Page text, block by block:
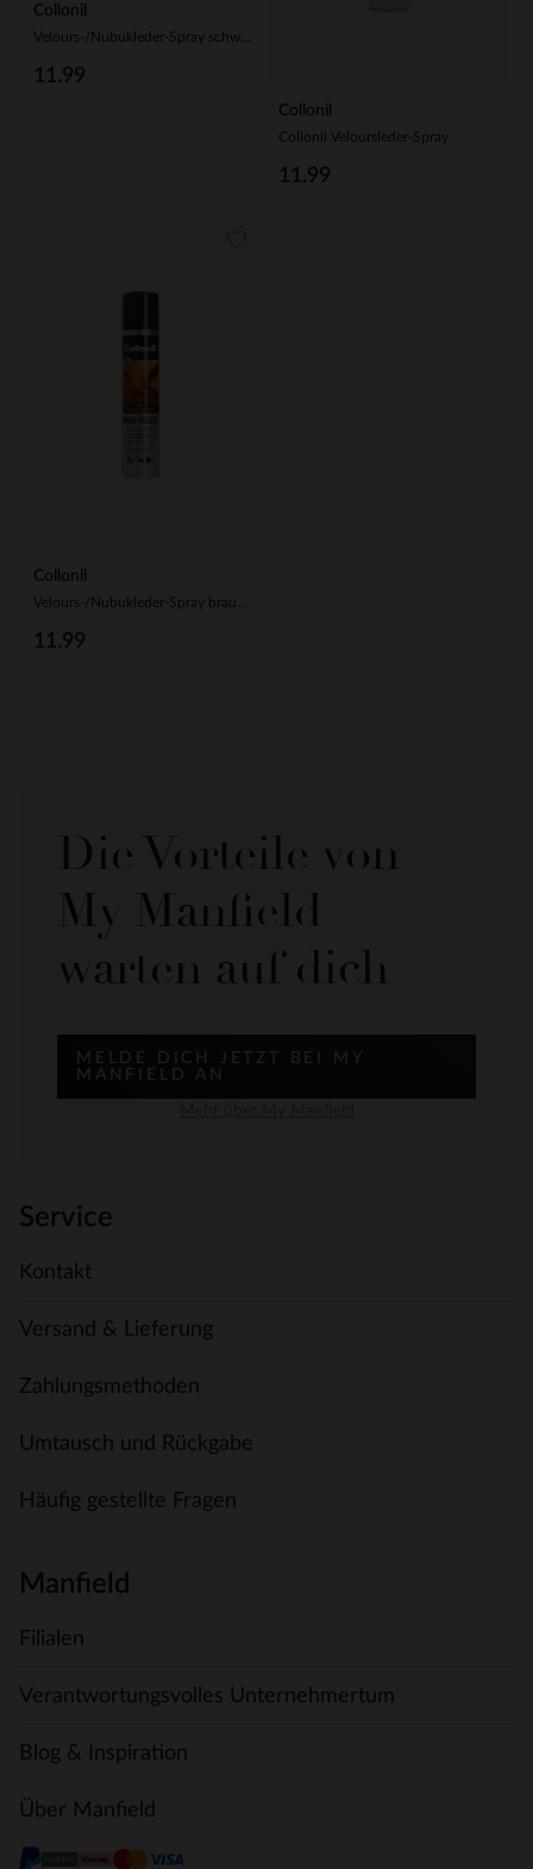
Collonil
11.99
Collonil
Collonil Veloursleder-Spray
11.99
Collonil
11.99
Die Vorteile von
My Manfield
warten auf dich
MELDE DICH JETZT BEI MY
MANFIELD AN
Service
Kontakt
Versand & Lieferung
Zahlungsmethoden
Umtausch und Rückgabe
Häufig gestellte Fragen
Manfield
Filialen
Verantwortungsvolles Unternehmertum
Blog & Inspiration
Über Manfield